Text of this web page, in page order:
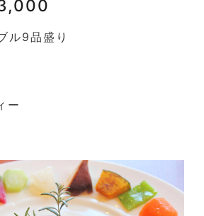
ル9品盛り
ー